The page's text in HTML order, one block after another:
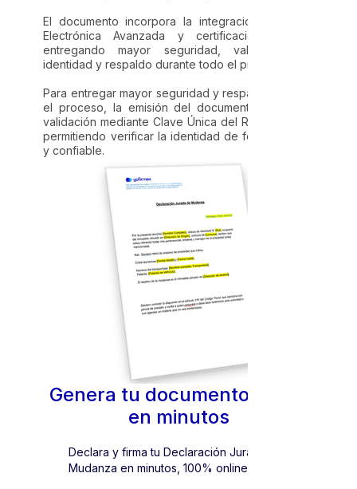
El documento incorpora la integración de Firma
Electrónica Avanzada y certificación notarial,
entregando mayor seguridad, validación de
identidad y respaldo durante todo el proceso.
Para entregar mayor seguridad y respaldo durante
el proceso, la emisión del documento incorpora
validación mediante Clave Única del Registro Civil,
permitiendo verificar la identidad de forma segura
y confiable.
Genera tu documento oficial
en minutos
Declara y firma tu Declaración Jurada de
Mudanza en minutos, 100% online.